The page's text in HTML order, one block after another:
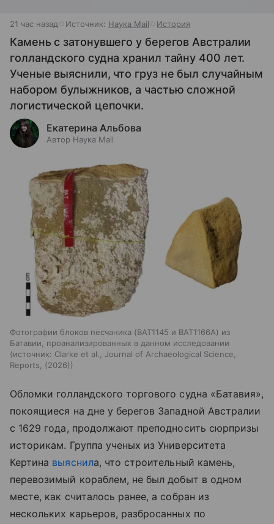
21 час назад Источник: Наука Mail История
Камень с затонувшего у берегов Австралии
голландского судна хранил тайну 400 лет.
Ученые выяснили, что груз не был случайным
набором булыжников, а частью сложной
логистической цепочки.
Екатерина Альбова
Автор Наука Mail
Фотографии блоков песчаника (BAT1145 и BAT1166A) из
Батавии, проанализированных в данном исследовании
источник: Clarke et al., Journal of Archaeological Science,
Reports, (2026)
Обломки голландского торгового судна «Батавия»,
покоящиеся на дне у берегов Западной Австралии
с 1629 года, продолжают преподносить сюрпризы
историкам. Группа ученых из Университета
Кертина выяснила, что строительный камень,
перевозимый кораблем, не был добыт в одном
месте, как считалось ранее, а собран из
нескольких карьеров, разбросанных по